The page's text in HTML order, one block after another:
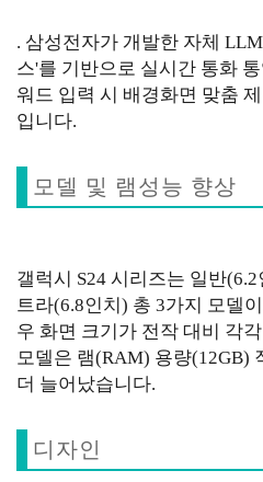
. 삼성전자가 개발한 자체
스'를 기반으로 실시간 통화
워드 입력 시 배경화면 맞춤
입니다.
모델 및 램성능 향상
갤럭시 S24 시리즈는 일반
트라(6.8인치) 총 3가지 모델
우 화면 크기가 전작 대비 각
모델은 램(RAM) 용량(12GB)
더 늘어났습니다.
디자인